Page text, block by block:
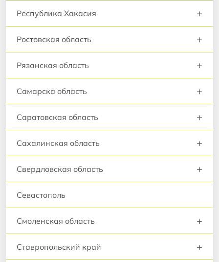
Республика Хакасия +
Ростовская область +
Рязанская область +
Самарска область +
Саратовская область +
Сахалинская область +
Свердловская область +
Севастополь
Смоленская область +
Ставропольский край +